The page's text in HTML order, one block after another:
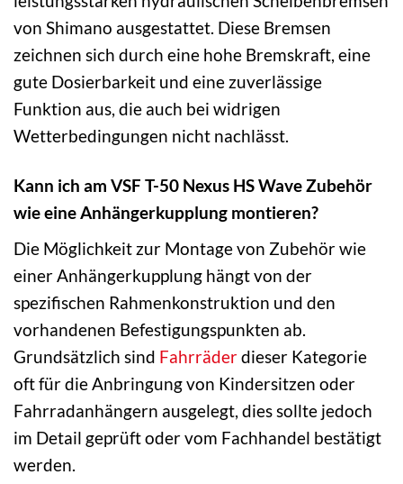
von Shimano ausgestattet. Diese Bremsen
zeichnen sich durch eine hohe Bremskraft, eine
gute Dosierbarkeit und eine zuverlässige
Funktion aus, die auch bei widrigen
Wetterbedingungen nicht nachlässt.
Kann ich am VSF T-50 Nexus HS Wave Zubehör
wie eine Anhängerkupplung montieren?
Die Möglichkeit zur Montage von Zubehör wie
einer Anhängerkupplung hängt von der
spezifischen Rahmenkonstruktion und den
vorhandenen Befestigungspunkten ab.
Grundsätzlich sind Fahrräderdieser Kategorie
oft für die Anbringung von Kindersitzen oder
Fahrradanhängern ausgelegt, dies sollte jedoch
im Detail geprüft oder vom Fachhandel bestätigt
werden.